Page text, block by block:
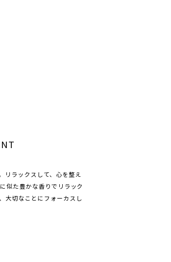
リラックスして、心を整え
似た豊かな香りでリラック
大切なことにフォーカスし